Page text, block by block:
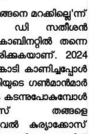
മറക്കില്ലെ'ന്ന്
വി ഡി സതീശന്‍
തന്നെ
2024
കാണിച്ചപ്പോള്‍
ഗണ്‍മാന്‍മാര്‍
കടന്നുപോകുമ്പോള്‍
തങ്ങളെ
ജുവല്‍ കുര്യാക്കോസ്